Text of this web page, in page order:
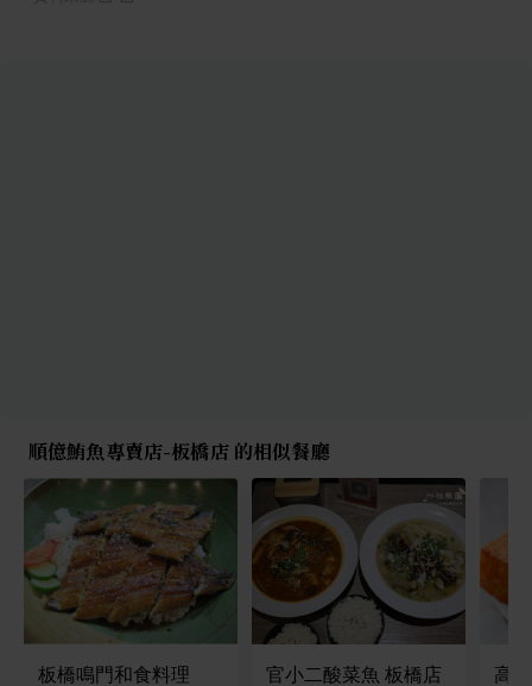
順億鮪魚專賣店-板橋店 的相似餐廳
板橋鳴門和食料理 官小二酸菜魚 板橋店 高